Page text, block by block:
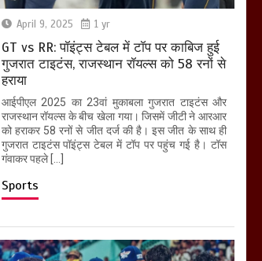
April 9, 2025 1 yr
GT vs RR: पॉइंट्स टेबल में टॉप पर काबिज हुई
गुजरात टाइटंस, राजस्थान रॉयल्स को 58 रनों से
हराया
आईपीएल 2025 का 23वां मुकाबला गुजरात टाइटंस और
राजस्थान रॉयल्स के बीच खेला गया। जिसमें जीटी ने आरआर
को हराकर 58 रनों से जीत दर्ज की है। इस जीत के साथ ही
गुजरात टाइटंस पॉइंट्स टेबल में टॉप पर पहुंच गई है। टॉस
गंवाकर पहले […]
Sports